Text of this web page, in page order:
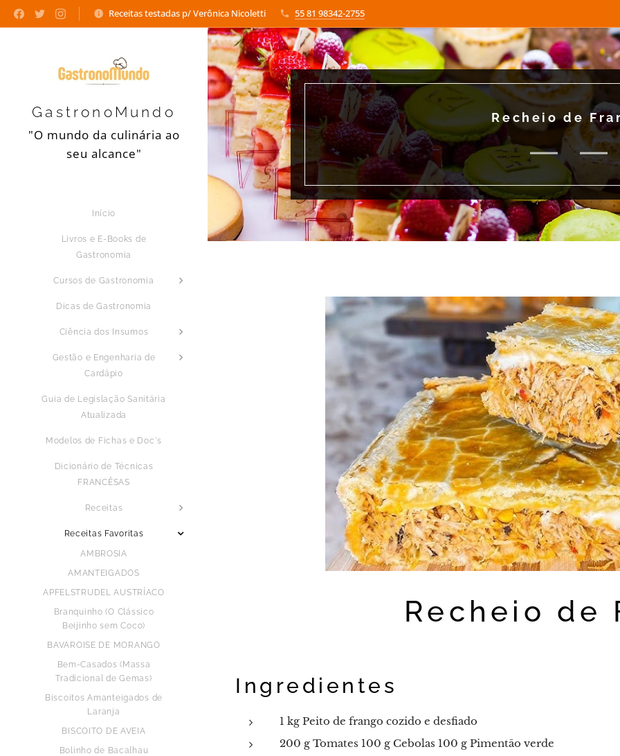
Receitas testadas p/ Verônica Nicoletti 55 81 98342-2755
GastronoMundo
"O mundo da culinária ao
seu alcance"
Início
Livros e E-Books de
Gastronomia
Cursos de Gastronomia
Dicas de Gastronomia
Ciência dos Insumos
Gestão e Engenharia de
Cardápio
Guia de Legislação Sanitária
Atualizada
Modelos de Fichas e Doc´s
Dicionário de Técnicas
FRANCÊSAS
Receitas
Receitas Favoritas
AMBROSIA
AMANTEIGADOS
APFELSTRUDEL AUSTRÍACO
Branquinho (O Clássico
Beijinho sem Coco)
BAVAROISE DE MORANGO
Bem-Casados (Massa
Tradicional de Gemas)
Biscoitos Amanteigados de
Laranja
BISCOITO DE AVEIA
Bolinho de Bacalhau
Recheio de
Recheio de
Ingredientes
1 kg Peito de frango cozido e desfiado
200 g Tomates 100 g Cebolas 100 g Pimentão verde